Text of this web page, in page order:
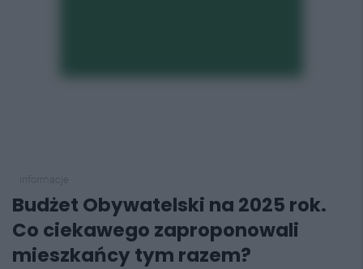
Budżet Obywatelski na 2025 rok.
Co ciekawego zaproponowali
mieszkańcy tym razem?